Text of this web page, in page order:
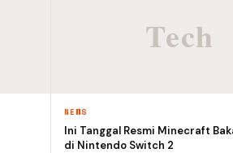
NEWS
Ini Tanggal Resmi Minecraft
di Nintendo Switch 2